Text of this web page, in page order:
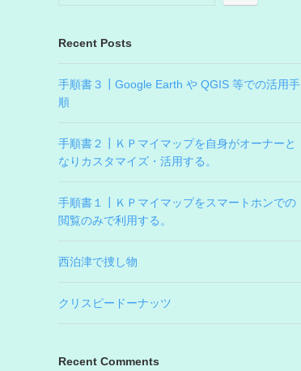
Recent Posts
手順書３┃Google Earth や QGIS 等での活用手
順
手順書２┃ＫＰマイマップを自身がオーナーと
なりカスタマイズ・活用する。
手順書１┃ＫＰマイマップをスマートホンでの
閲覧のみで利用する。
西泊津で捜し物
クリスピードーナッツ
Recent Comments